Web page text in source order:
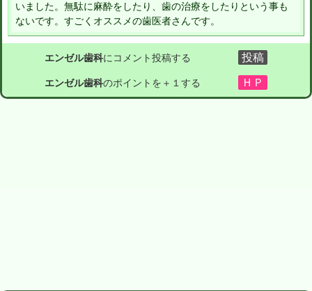
いました。無駄に麻酔をしたり、歯の治療をしたりという事も
ないです。すごくオススメの歯医者さんです。
エンゼル歯科にコメント投稿する
エンゼル歯科のポイントを＋１する